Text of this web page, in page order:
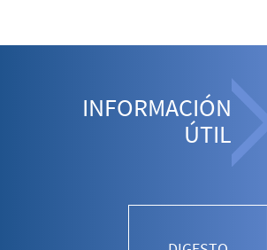
INFORMACIÓN
ÚTIL